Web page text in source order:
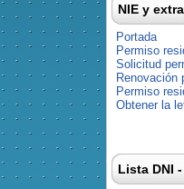
NIE y
Portada
Permiso
Solicitud
Renovación
Permiso
Obtener la
Lista DNI -